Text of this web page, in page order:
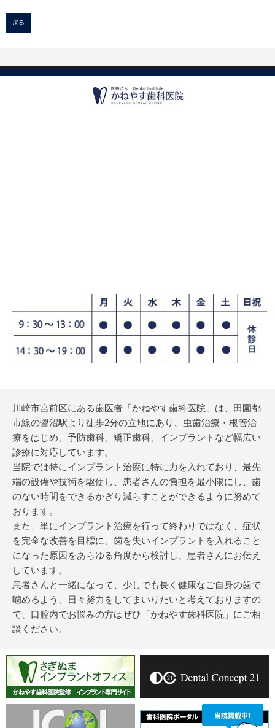
戻る
川崎市宮前区にある歯医者「かねやす歯科医院」は、田園都
市線の鷺沼駅より徒歩2分の立地にあり、虫歯治療・根管治
療をはじめ、予防歯科、矯正歯科、インプラントなど幅広い
診療に対応しています。
当院では特にインプラント治療に特に力を入れており、最先
端の設備や技術を駆使し、患者さんの負担を最小限にし、歯
のない時間をできるかぎり減らすことができるように努めて
おります。
また、単にインプラント治療を行って終わりではなく、症状
を完全な改善を目標に、歯を失いインプラントを入れること
になった原因をあらゆる角度から検討し、患者さんにお伝え
しています。
患者さんと一緒になって、少しでも長く健康なご自身の歯で
噛めるよう、日々努力をしてまいりたいと考えておりますの
で、口腔内でお悩みの方はぜひ「かねやす歯科医院」にご相
談ください。